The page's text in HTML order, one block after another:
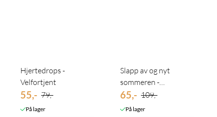
Hjertedrops -
Velfortjent
55,- 79,-
På lager
Slapp av og nyt
sommeren -
Bringebærlakris
65,- 109,-
På lager